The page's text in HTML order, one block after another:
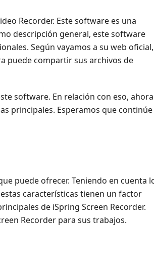
Recorder. Este software es una
descripción general, este software
Según vayamos a su web oficial,
puede compartir sus archivos de
software. En relación con eso, ahora
principales. Esperamos que continúe
puede ofrecer. Teniendo en cuenta
características tienen un factor
de iSpring Screen Recorder.
Recorder para sus trabajos.